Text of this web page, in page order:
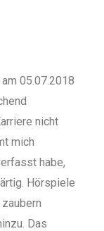
05.07.2018
nicht
mich
habe,
Hörspiele
Das